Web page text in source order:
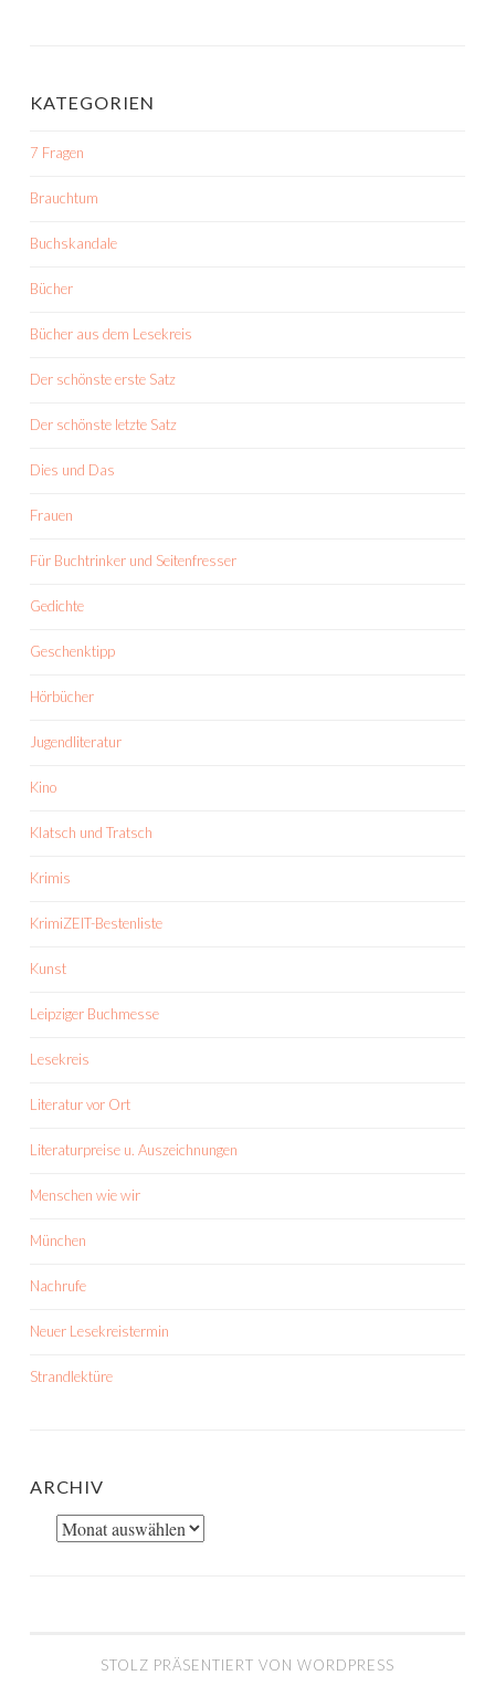
KATEGORIEN
7 Fragen
Brauchtum
Buchskandale
Bücher
Bücher aus dem Lesekreis
Der schönste erste Satz
Der schönste letzte Satz
Dies und Das
Frauen
Für Buchtrinker und Seitenfresser
Gedichte
Geschenktipp
Hörbücher
Jugendliteratur
Kino
Klatsch und Tratsch
Krimis
KrimiZEIT-Bestenliste
Kunst
Leipziger Buchmesse
Lesekreis
Literatur vor Ort
Literaturpreise u. Auszeichnungen
Menschen wie wir
München
Nachrufe
Neuer Lesekreistermin
Strandlektüre
ARCHIV
Archiv
STOLZ PRÄSENTIERT VON WORDPRESS